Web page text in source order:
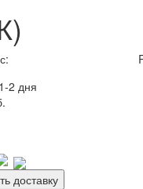
2 дня
доставку